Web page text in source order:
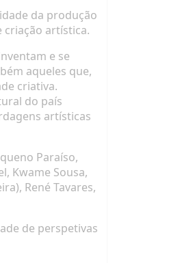
da produção
artística.
e se
aqueles que,
criativa.
do país
artísticas
Paraíso,
Kwame Sousa,
René Tavares,
de perspetivas